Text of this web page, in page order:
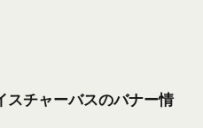
スチャーバスのバナー情